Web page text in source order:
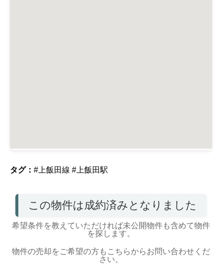
タグ： #上飯田線 #上飯田駅
この物件は成約済みとなりました
希望条件を教えていただければ未公開物件も含めて物件
を探します。
物件の売却をご希望の方もこちらからお問い合わせくだ
さい。